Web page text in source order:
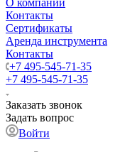
О компании
Контакты
Сертификаты
Аренда инструмента
Контакты
+7 495-545-71-35
+7 495-545-71-35
Заказать звонок
Задать вопрос
Войти